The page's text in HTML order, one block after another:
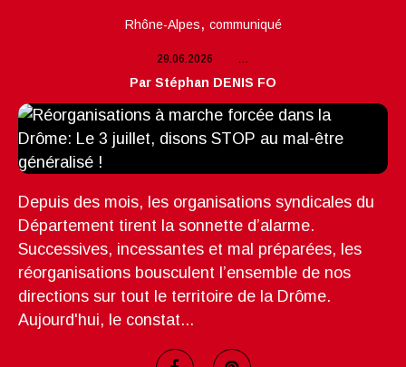
Rhône-Alpes, communiqué
29.06.2026 …
Par Stéphan DENIS FO
Depuis des mois, les organisations syndicales du
Département tirent la sonnette d’alarme.
Successives, incessantes et mal préparées, les
réorganisations bousculent l’ensemble de nos
directions sur tout le territoire de la Drôme.
Aujourd'hui, le constat...